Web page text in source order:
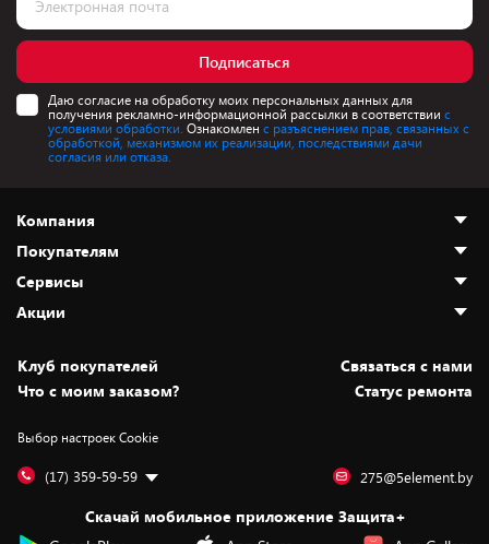
Подписаться
Даю согласие на обработку моих персональных данных для
получения рекламно-информационной рассылки в соответствии с
условиями обработки. Ознакомлен с разъяснением прав, связанных с
обработкой, механизмом их реализации, последствиями дачи
согласия или отказа.
Компания
О нас
Адреса магазинов
Новости
Статьи и обзоры
Вакансии
Дай пять добру!
Покупателям
Как сделать заказ
Оплата и доставка
Безналичный расчёт
Обмен и возврат товара
Обработка персональных данных
Подарочные карты
Сервисы
Установка техники
Для игровых консолей
Для мобильных устройств
Для компьютеров
Сервисные центры
Акции
Скидки и промокоды
Белорусские товары
Бонусы
Оплата частями
Уценка
Клуб покупателей
Cвязаться с нами
Что с моим заказом?
Статус ремонта
Выбор настроек Cookie
(17) 359-59-59 275@5element.by
Скачай мобильное приложение Защита+